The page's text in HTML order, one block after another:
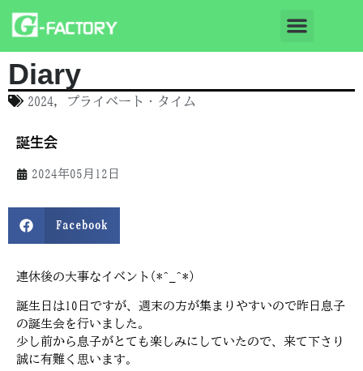
Diary
2024, プライベート・タイム
誕生会
2024年05月12日
Facebook
連休後の大事なイベント(*^_^*)
誕生日は10日ですが、週末の方が集まりやすいので昨日息子
の誕生会を行いました。
少し前から息子がとても楽しみにしていたので、来て下さり
誠に有難く思います。